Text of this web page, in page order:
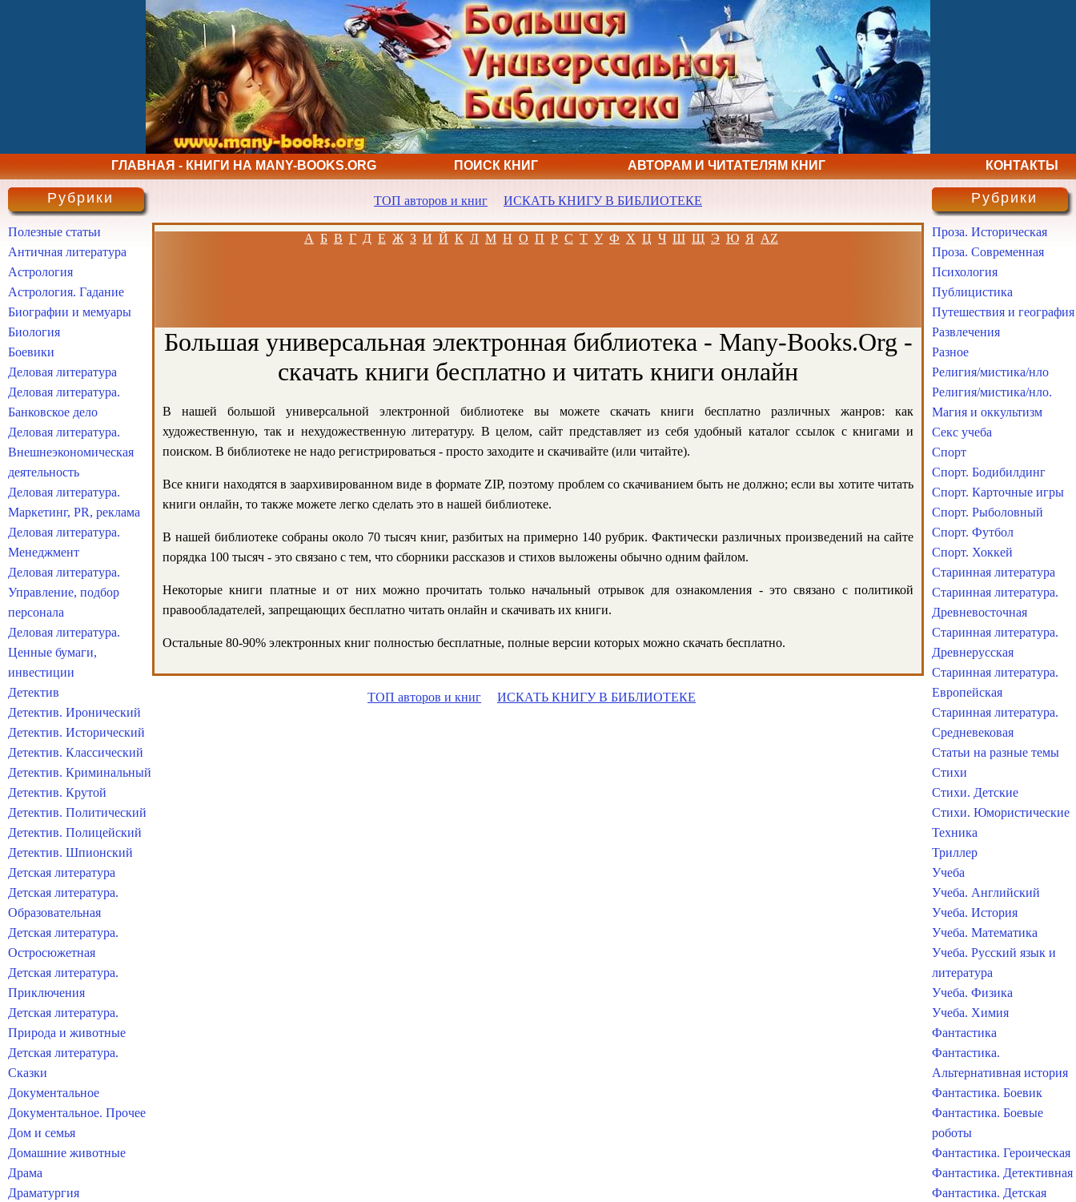
ГЛАВНАЯ - КНИГИ НА MANY-BOOKS.ORG ПОИСК КНИГ АВТОРАМ И ЧИТАТЕЛЯМ КНИГ КОНТАКТЫ
ТОП авторов и книг ИСКАТЬ КНИГУ В БИБЛИОТЕКЕ
А Б В Г Д Е Ж З И Й К Л М Н О П Р С Т У Ф Х Ц Ч Ш Щ Э Ю Я AZ
Большая универсальная электронная библиотека - Many-Books.Org -
скачать книги бесплатно и читать книги онлайн
В нашей большой универсальной электронной библиотеке вы можете скачать книги бесплатно различных жанров: как
художественную, так и нехудожественную литературу. В целом, сайт представляет из себя удобный каталог ссылок с книгами и
поиском. В библиотеке не надо регистрироваться - просто заходите и скачивайте (или читайте).
Все книги находятся в заархивированном виде в формате ZIP, поэтому проблем со скачиванием быть не должно; если вы хотите читать
книги онлайн, то также можете легко сделать это в нашей библиотеке.
В нашей библиотеке собраны около 70 тысяч книг, разбитых на примерно 140 рубрик. Фактически различных произведений на сайте
порядка 100 тысяч - это связано с тем, что сборники рассказов и стихов выложены обычно одним файлом.
Некоторые книги платные и от них можно прочитать только начальный отрывок для ознакомления - это связано с политикой
правообладателей, запрещающих бесплатно читать онлайн и скачивать их книги.
Остальные 80-90% электронных книг полностью бесплатные, полные версии которых можно скачать бесплатно.
ТОП авторов и книг ИСКАТЬ КНИГУ В БИБЛИОТЕКЕ
Рубрики
Полезные статьи
Античная литература
Астрология
Астрология. Гадание
Биографии и мемуары
Биология
Боевики
Деловая литература
Деловая литература.
Банковское дело
Деловая литература.
Внешнеэкономическая
деятельность
Деловая литература.
Маркетинг, PR, реклама
Деловая литература.
Менеджмент
Деловая литература.
Управление, подбор
персонала
Деловая литература.
Ценные бумаги,
инвестиции
Детектив
Детектив. Иронический
Детектив. Исторический
Детектив. Классический
Детектив. Криминальный
Детектив. Крутой
Детектив. Политический
Детектив. Полицейский
Детектив. Шпионский
Детская литература
Детская литература.
Образовательная
Детская литература.
Остросюжетная
Детская литература.
Приключения
Детская литература.
Природа и животные
Детская литература.
Сказки
Документальное
Документальное. Прочее
Дом и семья
Домашние животные
Драма
Драматургия
Рубрики
Проза. Историческая
Проза. Современная
Психология
Публицистика
Путешествия и география
Развлечения
Разное
Религия/мистика/нло
Религия/мистика/нло.
Магия и оккультизм
Секс учеба
Спорт
Спорт. Бодибилдинг
Спорт. Карточные игры
Спорт. Рыболовный
Спорт. Футбол
Спорт. Хоккей
Старинная литература
Старинная литература.
Древневосточная
Старинная литература.
Древнерусская
Старинная литература.
Европейская
Старинная литература.
Средневековая
Статьи на разные темы
Стихи
Стихи. Детские
Стихи. Юмористические
Техника
Триллер
Учеба
Учеба. Английский
Учеба. История
Учеба. Математика
Учеба. Русский язык и
литература
Учеба. Физика
Учеба. Химия
Фантастика
Фантастика.
Альтернативная история
Фантастика. Боевик
Фантастика. Боевые
роботы
Фантастика. Героическая
Фантастика. Детективная
Фантастика. Детская